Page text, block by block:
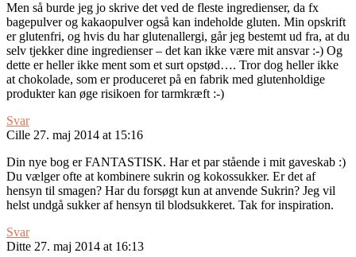
Men så burde jeg jo skrive det ved de fleste ingredienser, da fx
bagepulver og kakaopulver også kan indeholde gluten. Min opskrift
er glutenfri, og hvis du har glutenallergi, går jeg bestemt ud fra, at du
selv tjekker dine ingredienser – det kan ikke være mit ansvar :-) Og
dette er heller ikke ment som et surt opstød…. Tror dog heller ikke
at chokolade, som er produceret på en fabrik med glutenholdige
produkter kan øge risikoen for tarmkræft :-)
Svar
Cille 27. maj 2014 at 15:16
Din nye bog er FANTASTISK. Har et par stående i mit gaveskab :)
Du vælger ofte at kombinere sukrin og kokossukker. Er det af
hensyn til smagen? Har du forsøgt kun at anvende Sukrin? Jeg vil
helst undgå sukker af hensyn til blodsukkeret. Tak for inspiration.
Svar
Ditte 27. maj 2014 at 16:13